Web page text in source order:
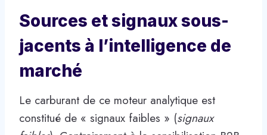
Sources et signaux sous-
jacents à l’intelligence de
marché
Le carburant de ce moteur analytique est
constitué de « signaux faibles » (signaux